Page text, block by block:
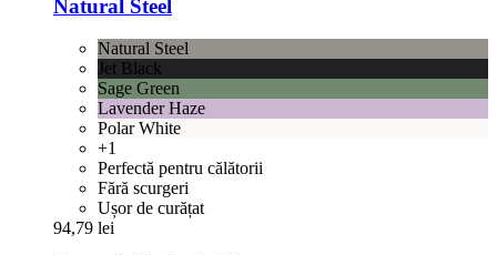
Natural Steel
Natural Steel
Jet Black
Sage Green
Lavender Haze
Polar White
+1
Perfectă pentru călătorii
Fără scurgeri
Ușor de curățat
94,79 lei